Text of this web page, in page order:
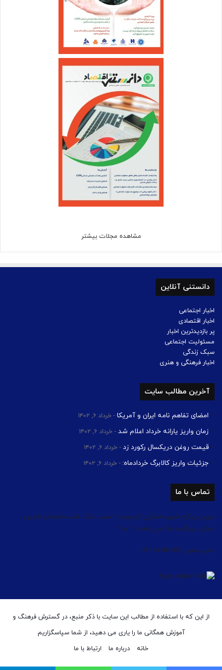
مشاهده مجلات بیشتر
دانستنی آنلاین
اخبار اجتماعی
اخبار اقتصادی
پر بازدیدترین اخبار
مسئولیت اجتماعی
سبک زندگی
اخبار فرهنگی و هنری
آخرین مطالب سایت
امضای تفاهم نامه ایران و آمریکا خرداد ۶, ۱۴۰۲
زمان واریز یارانه خرداد اعلام شد خرداد ۶, ۱۴۰۲
قیمت روغن دریکسال رکورد زد خرداد ۶, ۱۴۰۲
جزئیات واریز کالابرگ خردادماه: خرداد ۶, ۱۴۰۲
تماس با ما
تهران،بزرگراه شهید لشگری،کیلومتر 14،جنب بانک ملت،ساختمان اداری و
تجاری چیتگر،طبقه اول، واحد 13 و 14
تلفن تماس: 44182503 021
از این که با استفاده از مطالب این سایت با ذکر منبع، در گسترش فرهنگ و
آموزش همگانی ما را یاری می دهید، از شما سپاسگزاریم
خانه
درباره ما ارتباط با ما